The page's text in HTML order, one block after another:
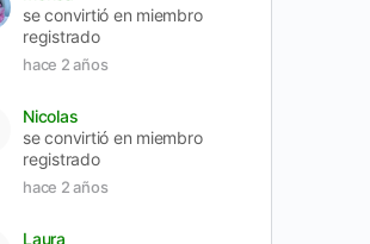
se convirtió en miembro
registrado
hace 2 años
Nicolas
se convirtió en miembro
registrado
hace 2 años
Laura